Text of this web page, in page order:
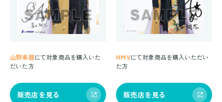
山野楽器にて対象商品を購入いた
だいた方
販売店を見る
HMVにて対象商品を購入いただい
た方
販売店を見る